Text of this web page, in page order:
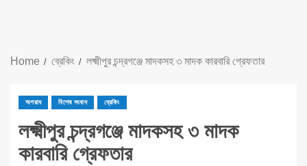
Home ব্রেকিং লক্ষ্মীপুর চন্দ্রগঞ্জে মাদকসহ ৩ মাদক কারবারি গ্রেফতার
অপরাধ বিশেষ সংবাদ ব্রেকিং
লক্ষ্মীপুর চন্দ্রগঞ্জে মাদকসহ ৩ মাদক
কারবারি গ্রেফতার